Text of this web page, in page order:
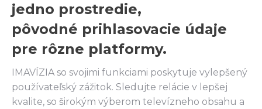
jedno prostredie,
pôvodné prihlasovacie údaje
pre rôzne platformy.
IMAVÍZIA so svojimi funkciami poskytuje vylepšený
používateľský zážitok. Sledujte relácie v lepšej
kvalite, so širokým výberom televízneho obsahu a